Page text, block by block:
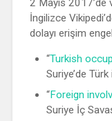
2 Mayıs
İngilizce
dolayı erişim
“Turkish
Suriye’de Türk
“Foreign
Suriye İç